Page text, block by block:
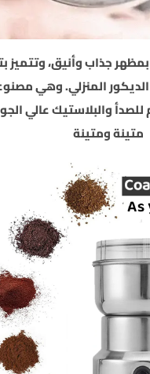
جذاب وأنيق،
المنزلي. وهي
والبلاستيك عالي
متينة ومتينة